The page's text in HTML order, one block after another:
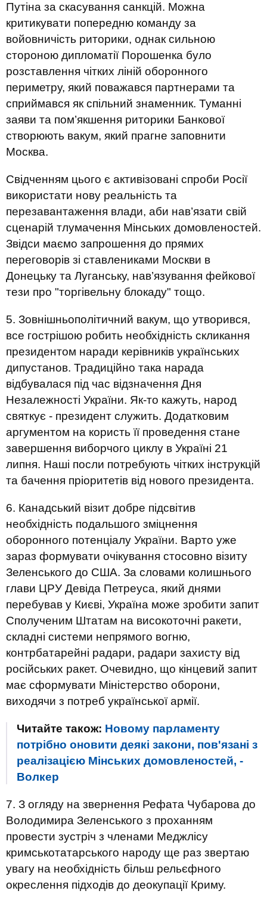
Путіна за скасування санкцій. Можна
критикувати попередню команду за
войовничість риторики, однак сильною
стороною дипломатії Порошенка було
розставлення чітких ліній оборонного
периметру, який поважався партнерами та
сприймався як спільний знаменник. Туманні
заяви та пом’якшення риторики Банкової
створюють вакум, який прагне заповнити
Москва.
Свідченням цього є активізовані спроби Росії
використати нову реальність та
перезавантаження влади, аби нав’язати свій
сценарій тлумачення Мінських домовленостей.
Звідси маємо запрошення до прямих
переговорів зі ставлениками Москви в
Донецьку та Луганську, нав’язування фейкової
тези про "торгівельну блокаду" тощо.
5. Зовнішньополітичний вакум, що утворився,
все гострішою робить необхідність скликання
президентом наради керівників українських
дипустанов. Традиційно така нарада
відбувалася під час відзначення Дня
Незалежності України. Як-то кажуть, народ
святкує - президент служить. Додатковим
аргументом на користь її проведення стане
завершення виборчого циклу в Україні 21
липня. Наші посли потребують чітких інструкцій
та бачення пріоритетів від нового президента.
6. Канадський візит добре підсвітив
необхідність подальшого зміцнення
оборонного потенціалу України. Варто уже
зараз формувати очікування стосовно візиту
Зеленського до США. За словами колишнього
глави ЦРУ Девіда Петреуса, який днями
перебував у Києві, Україна може зробити запит
Сполученим Штатам на високоточні ракети,
складні системи непрямого вогню,
контрбатарейні радари, радари захисту від
російських ракет. Очевидно, що кінцевий запит
має сформувати Міністерство оборони,
виходячи з потреб української армії.
Читайте також: Новому парламенту
потрібно оновити деякі закони, пов'язані з
реалізацією Мінських домовленостей, -
Волкер
7. З огляду на звернення Рефата Чубарова до
Володимира Зеленського з проханням
провести зустріч з членами Меджлісу
кримськотатарського народу ще раз звертаю
увагу на необхідність більш рельєфного
окреслення підходів до деокупації Криму.